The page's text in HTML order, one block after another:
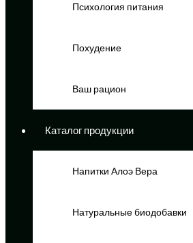
Психология питания
Похудение
Ваш рацион
Каталог продукции
Напитки Алоэ Вера
Натуральные биодобавки